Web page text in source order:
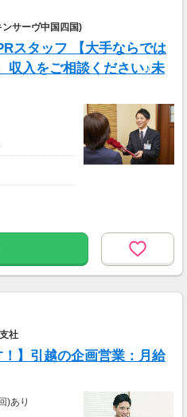
小売業で 1年
・年収などを
ます。
」としての入
ドル」として
む
につき3000
サーヴ中国四国)
スタッフ 【大手ならでは
収入をご相談ください♪未
タッフの募集で
社
！】引越の企画営業：月給
)あり